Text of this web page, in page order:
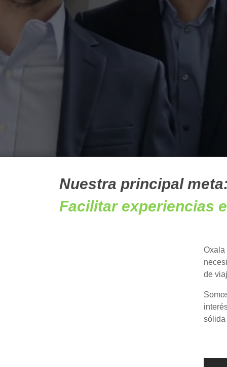
Nuestra principal
Facilitar experiencias
Oxala
de
sólida